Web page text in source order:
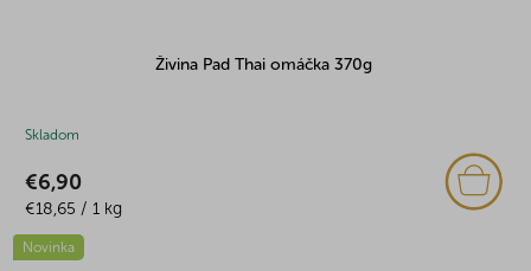
Živina Pad Thai omáčka 370g
Skladom
€6,90
Jednotková
cena:
€18,65 / 1 kg
Novinka